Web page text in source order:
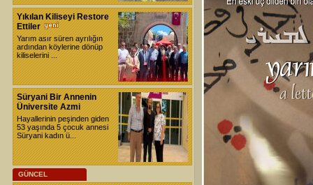
Yıkılan Kiliseyi Restore
Ettiler
Yarım asır süren ayrılığın
ardından köylerine dönüp
kiliselerini ...
Süryani Bir Annenin
Üniversite Azmi
Hayallerinin peşinden giden
53 yaşında 5 çocuk annesi
Süryani kadın ü...
GÜNCEL